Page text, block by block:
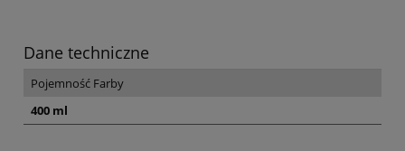
Dane techniczne
Pojemność Farby
400 ml